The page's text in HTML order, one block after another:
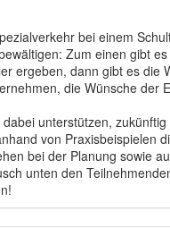
bei einem
Zum einen gibt
ergeben, dann gibt es
die Wünsche der
unterstützen,
von Praxisbeispielen
bei der Planung sowie
unten den